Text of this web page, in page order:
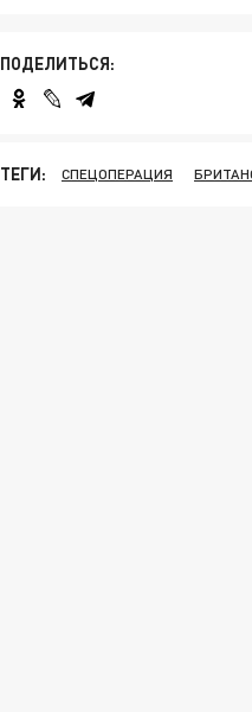
ПОДЕЛИТЬСЯ:
ТЕГИ: СПЕЦОПЕРАЦИЯ